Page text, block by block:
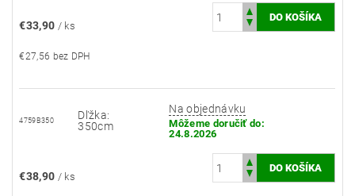
€33,90 / ks
€27,56 bez DPH
4759B350
Dľžka:
350cm
Na objednávku
Môžeme doručiť do:
24.8.2026
€38,90 / ks